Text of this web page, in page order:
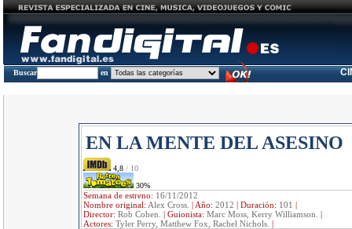
Buscar en
EN LA MENTE DEL ASESINO
4,8 / 10
30%
Semana de estreno: 16/11/2012
Nombre original: Alex Cross. | Año: 2012 | Duración: 101 |
Director: Rob Cohen. | Guionista: Marc Moss, Kerry Williamson. |
Actores: Tyler Perry, Matthew Fox, Rachel Nichols. |